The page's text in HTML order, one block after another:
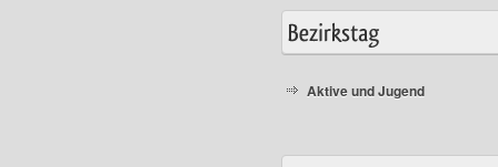
Aktive und Jugend